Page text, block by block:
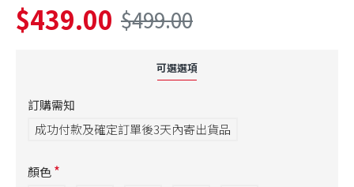
$439.00 $499.00
可選選項
訂購需知
成功付款及確定訂單後3天內寄出貨品
顏色